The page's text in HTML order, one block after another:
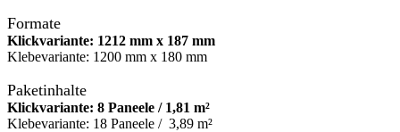
Formate
Klickvariante: 1212 mm x 187 mm
Klebevariante: 1200 mm x 180 mm
Paketinhalte
Klickvariante: 8 Paneele / 1,81 m²
Klebevariante: 18 Paneele / 3,89 m²